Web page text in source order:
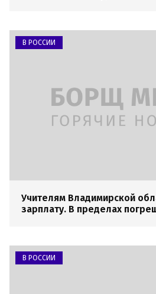
В РОССИИ
Учителям Владимирской
зарплату. В пределах
В РОССИИ